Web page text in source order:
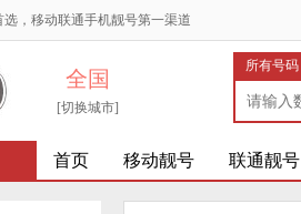
，移动联通手机靓号第一渠道
全国
[切换城市]
所有号码
首页 移动靓号 联通靓号